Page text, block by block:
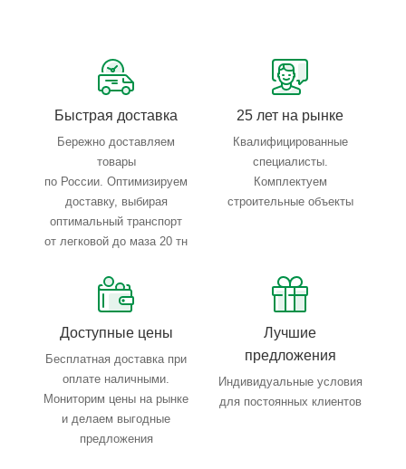
Тройной весовой контроль: въезд, погрузка, выезд
Быстрая доставка
Бережно доставляем
товары
по России. Оптимизируем
доставку, выбирая
оптимальный транспорт
от легковой до маза 20 тн
25 лет на рынке
Квалифицированные
специалисты.
Комплектуем
строительные объекты
Доступные цены
Бесплатная доставка при
оплате наличными.
Мониторим цены на рынке
и делаем выгодные
предложения
Лучшие
предложения
Индивидуальные условия
для постоянных клиентов